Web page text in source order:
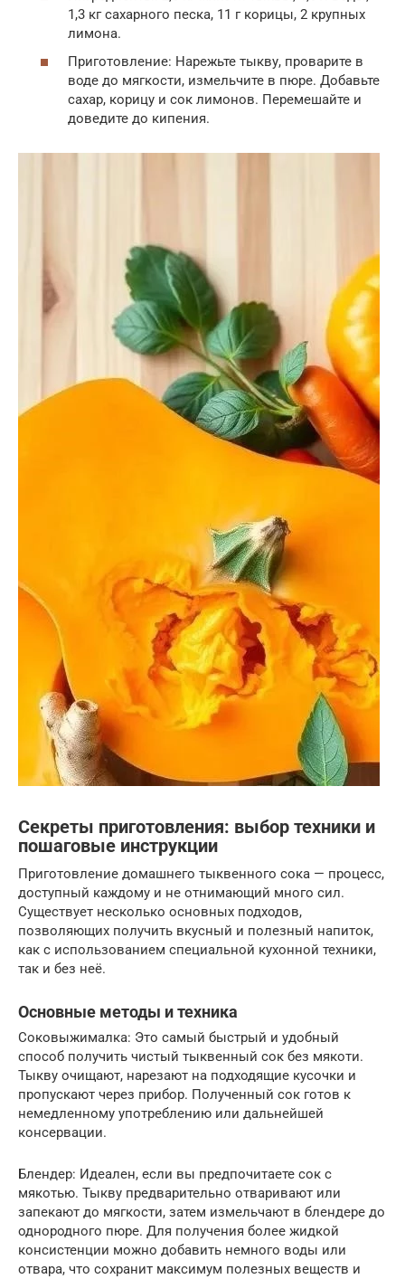
1,3 кг сахарного песка, 11 г корицы, 2 крупных
лимона.
Приготовление: Нарежьте тыкву, проварите в
воде до мягкости, измельчите в пюре. Добавьте
сахар, корицу и сок лимонов. Перемешайте и
доведите до кипения.
Секреты приготовления: выбор техники и
пошаговые инструкции
Приготовление домашнего тыквенного сока — процесс,
доступный каждому и не отнимающий много сил.
Существует несколько основных подходов,
позволяющих получить вкусный и полезный напиток,
как с использованием специальной кухонной техники,
так и без неё.
Основные методы и техника
Соковыжималка: Это самый быстрый и удобный
способ получить чистый тыквенный сок без мякоти.
Тыкву очищают, нарезают на подходящие кусочки и
пропускают через прибор. Полученный сок готов к
немедленному употреблению или дальнейшей
консервации.
Блендер: Идеален, если вы предпочитаете сок с
мякотью. Тыкву предварительно отваривают или
запекают до мягкости, затем измельчают в блендере до
однородного пюре. Для получения более жидкой
консистенции можно добавить немного воды или
отвара, что сохранит максимум полезных веществ и